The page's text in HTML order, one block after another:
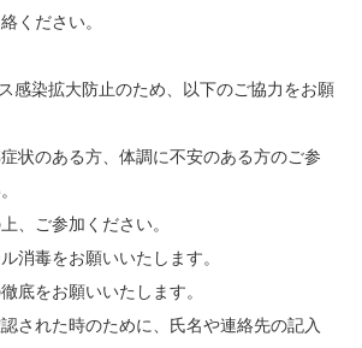
ください。
感染拡大防止のため、以下のご協力をお願
状のある方、体調に不安のある方のご参
、ご参加ください。
消毒をお願いいたします。
底をお願いいたします。
された時のために、氏名や連絡先の記入